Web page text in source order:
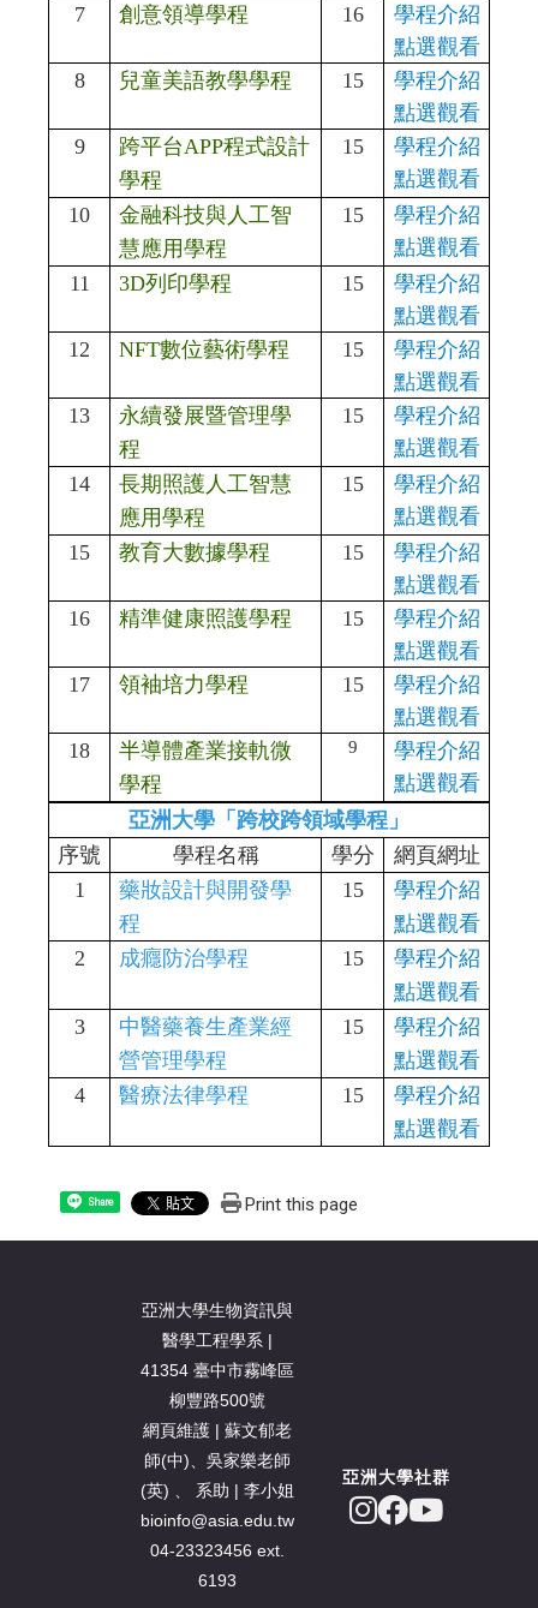
7
創意領導學程 16
學程介紹
點選觀看
8
兒童美語教學學程 15
學程介紹
點選觀看
9
跨平台APP程式設計
學程
15
學程介紹
點選觀看
10
金融科技與人工智
慧應用學程
15
學程介紹
點選觀看
11
3D列印學程 15
學程介紹
點選觀看
12
NFT數位藝術學程 15
學程介紹
點選觀看
13
永續發展暨管理學
程
15
學程介紹
點選觀看
14
長期照護人工智慧
應用學程
15
學程介紹
點選觀看
15
教育大數據學程 15
學程介紹
點選觀看
16
精準健康照護學程 15
學程介紹
點選觀看
17
領袖培力學程 15
學程介紹
點選觀看
18
半導體產業接軌微
學程
9
學程介紹
點選觀看
亞洲大學「跨校跨領域學程」
序號
學程名稱 學分
網頁網址
1
藥妝設計與開發學
程
15
學程介紹
點選觀看
2
成癮防治學程 15
學程介紹
點選觀看
3
中醫藥養生產業經
營管理學程
15
學程介紹
點選觀看
4
醫療法律學程 15
學程介紹
點選觀看
Share Print this page
亞洲大學生物資訊與
醫學工程學系 |
41354 臺中市霧峰區
柳豐路500號
網頁維護 | 蘇文郁老
師(中)、吳家樂老師
(英) 、 系助 | 李小姐
bioinfo@asia.edu.tw
04-23323456 ext.
6193
亞洲大學社群